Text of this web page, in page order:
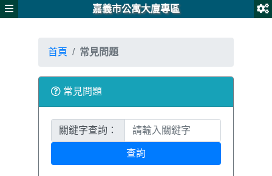
嘉義市公寓大廈專區
首頁 常見問題
常見問題
關鍵字查詢：
查詢